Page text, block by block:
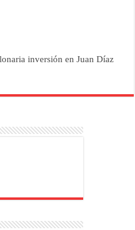
inversión en Juan Díaz